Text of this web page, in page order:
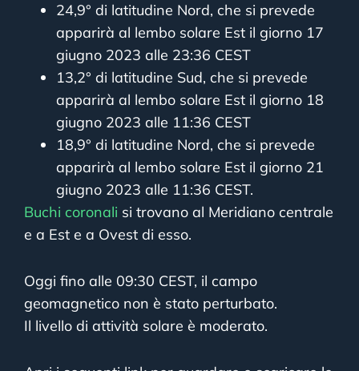
24,9° di latitudine Nord, che si prevede
apparirà al lembo solare Est il giorno 17
giugno 2023 alle 23:36 CEST
13,2° di latitudine Sud, che si prevede
apparirà al lembo solare Est il giorno 18
giugno 2023 alle 11:36 CEST
18,9° di latitudine Nord, che si prevede
apparirà al lembo solare Est il giorno 21
giugno 2023 alle 11:36 CEST.
Buchi coronali si trovano al Meridiano centrale
e a Est e a Ovest di esso.
Oggi fino alle 09:30 CEST, il campo
geomagnetico non è stato perturbato.
Il livello di attività solare è moderato.